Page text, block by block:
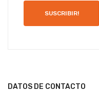
SUSCRIBIR!
DATOS DE CONTACTO